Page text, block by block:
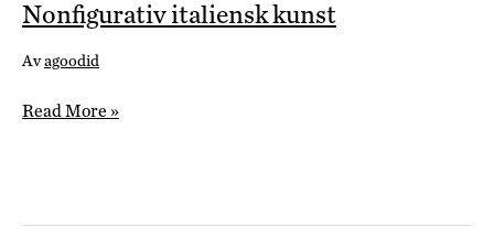
Nonfigurativ italiensk kunst
Avagoodid
Nonfigurativ
Read More »